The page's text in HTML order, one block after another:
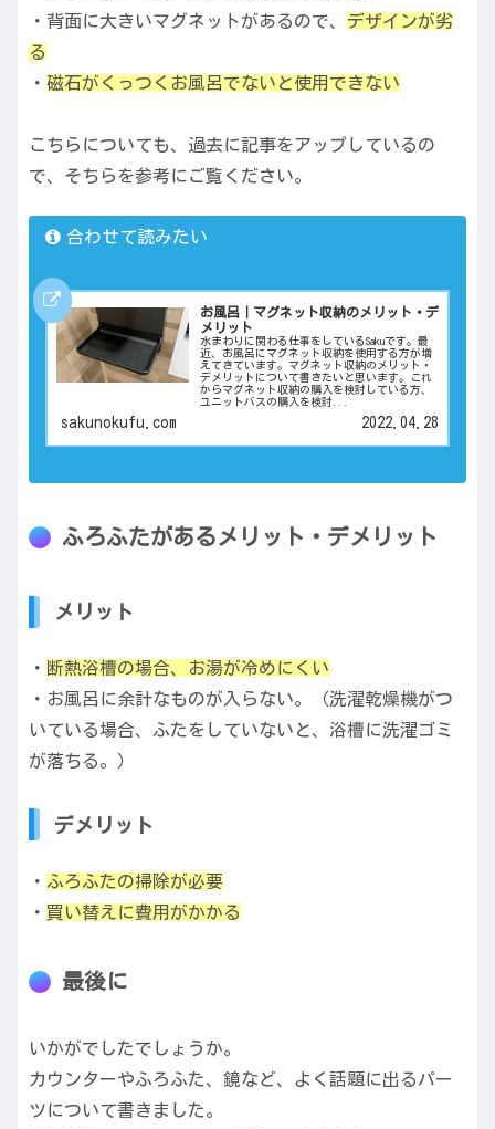
・背面に大きいマグネットがあるので、 デザインが劣
る
・ 磁石がくっつくお風呂でないと使用できない
こちらについても、過去に記事をアップしているの
で、そちらを参考にご覧ください。
合わせて読みたい
お風呂｜マグネット収納のメリット・デ
メリット
水まわりに関わる仕事をしているSakuです。最
近、お風呂にマグネット収納を使用する方が増
えてきています。マグネット収納のメリット・
デメリットについて書きたいと思います。これ
からマグネット収納の購入を検討している方、
ユニットバスの購入を検討...
sakunokufu.com 2022.04.28
ふろふたがあるメリット・デメリット
メリット
・ 断熱浴槽の場合、お湯が冷めにくい
・お風呂に余計なものが入らない。（洗濯乾燥機がつ
いている場合、ふたをしていないと、浴槽に洗濯ゴミ
が落ちる。）
デメリット
・ ふろふたの掃除が必要
・ 買い替えに費用がかかる
最後に
いかがでしたでしょうか。
カウンターやふろふた、鏡など、よく話題に出るパー
ツについて書きました。